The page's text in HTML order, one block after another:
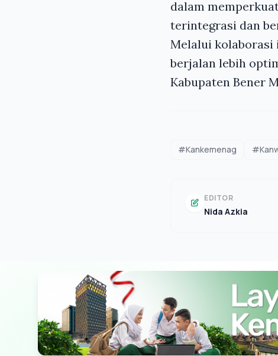
dalam
terintegrasi dan
Melalui kolaborasi
berjalan lebih
Kabupaten Bener
#Kankemenag
EDITOR
Nida Azkia